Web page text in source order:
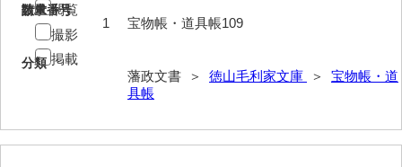
朝鮮人来聘記
御書御判物控
請求番号
宝物帳・道具帳109
分類
藩政文書 ＞ 徳山毛利家文庫 ＞ 宝物帳・道
具帳
数量
1
閲覧
撮影
掲載